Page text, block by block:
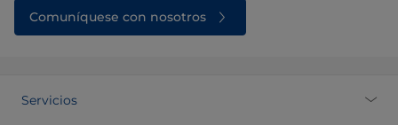
Comuníquese con nosotros
Servicios